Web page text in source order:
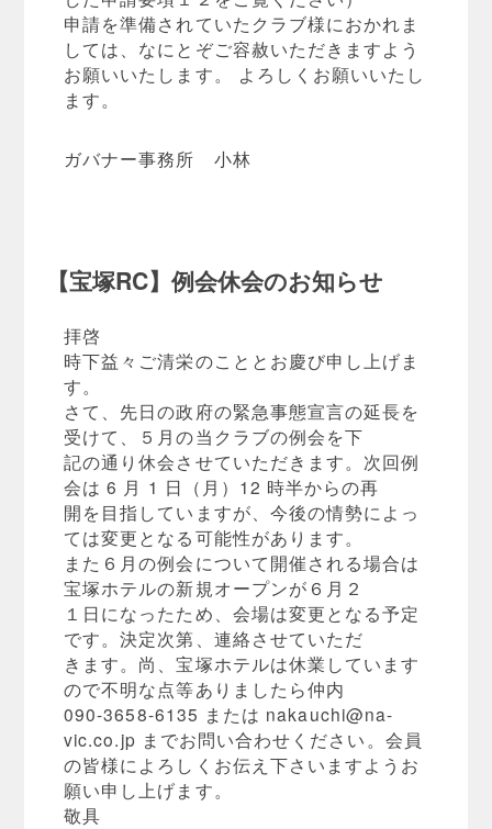
申請を準備されていたクラブ様におかれま
しては、なにとぞご容赦いただきますよう
お願いいたします。 よろしくお願いいたし
ます。
ガバナー事務所 小林
【宝塚RC】例会休会のお知らせ
拝啓
時下益々ご清栄のこととお慶び申し上げま
す。
さて、先日の政府の緊急事態宣言の延長を
受けて、５月の当クラブの例会を下
記の通り休会させていただきます。次回例
会は 6 月 1 日（月）12 時半からの再
開を目指していますが、今後の情勢によっ
ては変更となる可能性があります。
また６月の例会について開催される場合は
宝塚ホテルの新規オープンが６月２
１日になったため、会場は変更となる予定
です。決定次第、連絡させていただ
きます。尚、宝塚ホテルは休業しています
ので不明な点等ありましたら仲内
090-3658-6135 または nakauchi@na-
vic.co.jp までお問い合わせください。会員
の皆様によろしくお伝え下さいますようお
願い申し上げます。
敬具